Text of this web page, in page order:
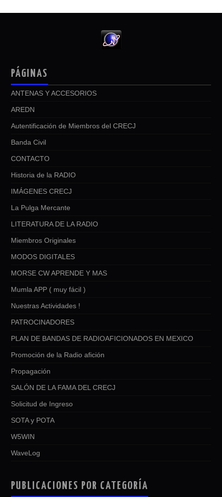
PÁGINAS
ANTENAS Y ACCESORIOS
AREDN
Autentificación de Miembros del CRECJ
Banda Civil
CONTACTO
Historia de la RADIO
IMÁGENES CRECJ
La Pulga Mercante
LITERATURA DE LA RADIO
Miembros Originales
MODOS DIGITALES
MORSE CW APRENDE Y MAS
Mumla APP ( muy fácil )
Nuestras Actividades !
PATROCINADORES
PLAN DE BANDAS DE RADIOAFICIONADOS EN MEXICO
Promoción de la Radio afición
Propagación
SALÓN DE LA FAMA DEL CRECJ
Solicitud de Ingreso
SOTA y POTA
W5WIN
WaveLog
PUBLICACIONES POR CATEGORÍA